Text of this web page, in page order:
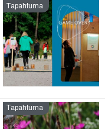
Tapahtuma
Tapahtuma